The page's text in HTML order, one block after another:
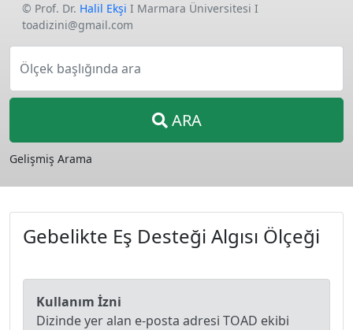
© Prof. Dr. Halil Ekşi I Marmara Üniversitesi I
toadizini@gmail.com
Ölçek başlığında ara
ARA
Gelişmiş Arama
Gebelikte Eş Desteği Algısı Ölçeği
Kullanım İzni
Dizinde yer alan e-posta adresi TOAD ekibi